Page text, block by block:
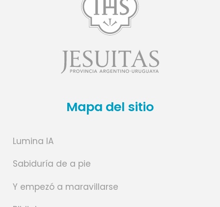
Mapa del sitio
Lumina IA
Sabiduría de a pie
Y empezó a maravillarse